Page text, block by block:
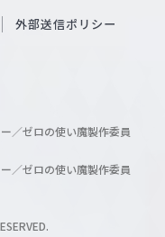
外部送信ポリシー
／ゼロの使い魔製作委員
／ゼロの使い魔製作委員